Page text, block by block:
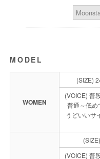
MODEL
WOMEN
(SIZE)
(VOICE) 普
普通～低め
うどいいサ
(VOICE) 普